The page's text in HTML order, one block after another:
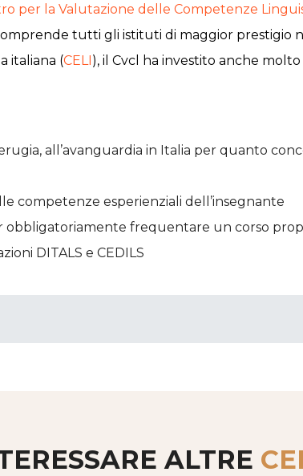
per la Valutazione delle Competenze
tutti gli istituti di maggior prestigio
italiana (CELI), il Cvcl ha investito anche
all’avanguardia in Italia per quanto
competenze esperienziali dell’insegnante
obbligatoriamente frequentare un corso
DITALS e CEDILS
ALTRE